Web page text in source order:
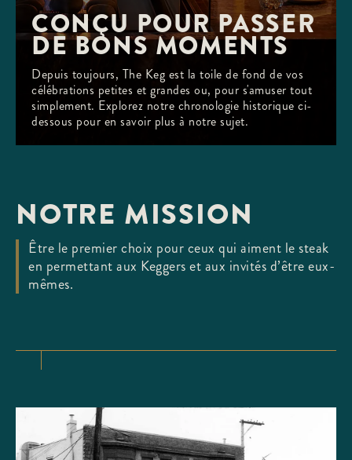
CONÇU POUR PASSER
DE BONS MOMENTS
Depuis toujours, The Keg est la toile de fond de vos
célébrations petites et grandes ou, pour s'amuser tout
simplement. Explorez notre chronologie historique ci-
dessous pour en savoir plus à notre sujet.
NOTRE MISSION
Être le premier choix pour ceux qui aiment le steak
en permettant aux Keggers et aux invités d’être eux-
mêmes.